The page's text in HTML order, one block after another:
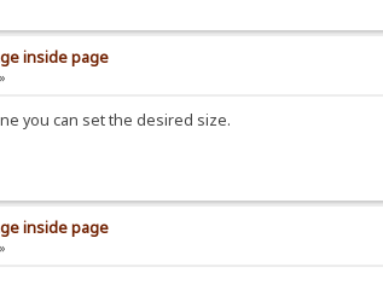
inside page
you can set the desired size.
inside page